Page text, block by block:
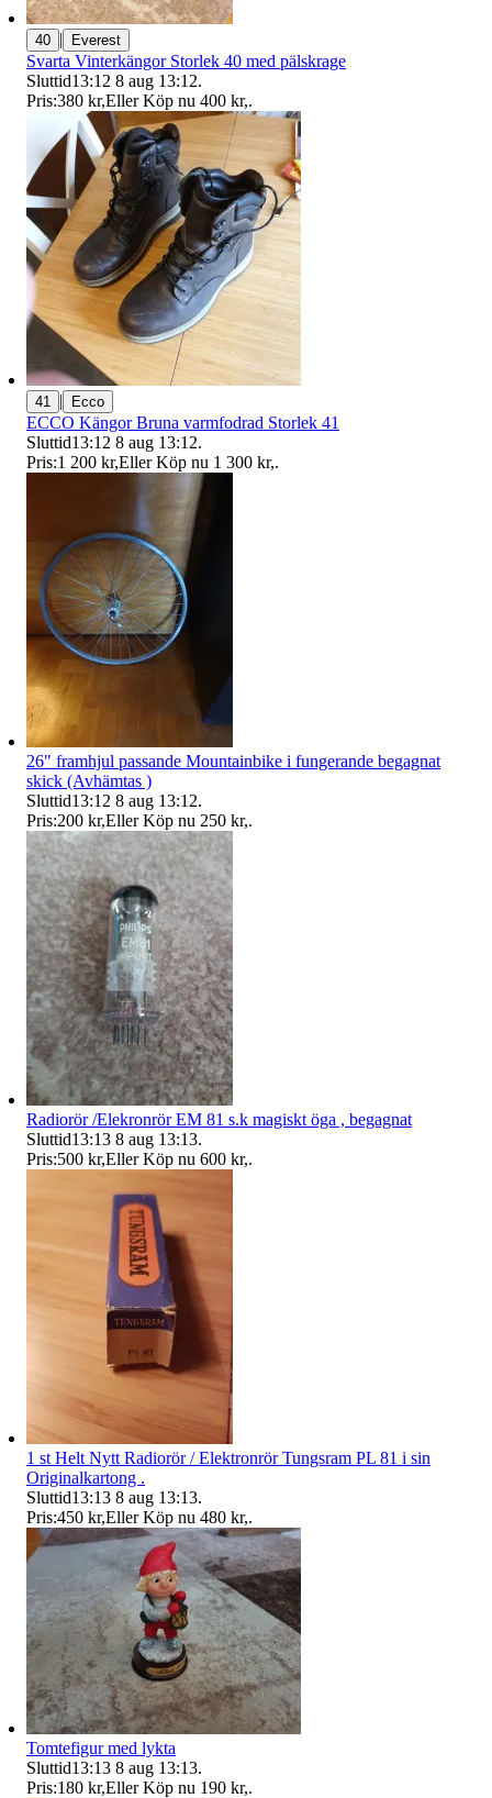
40 | Everest
Svarta Vinterkängor Storlek 40 med pälskrage
Sluttid13:12 8 aug 13:12.
Pris:380 kr,Eller Köp nu 400 kr,.
41 | Ecco
ECCO Kängor Bruna varmfodrad Storlek 41
Sluttid13:12 8 aug 13:12.
Pris:1 200 kr,Eller Köp nu 1 300 kr,.
26" framhjul passande Mountainbike i fungerande begagnat
skick (Avhämtas )
Sluttid13:12 8 aug 13:12.
Pris:200 kr,Eller Köp nu 250 kr,.
Radiorör /Elekronrör EM 81 s.k magiskt öga , begagnat
Sluttid13:13 8 aug 13:13.
Pris:500 kr,Eller Köp nu 600 kr,.
1 st Helt Nytt Radiorör / Elektronrör Tungsram PL 81 i sin
Originalkartong .
Sluttid13:13 8 aug 13:13.
Pris:450 kr,Eller Köp nu 480 kr,.
Tomtefigur med lykta
Sluttid13:13 8 aug 13:13.
Pris:180 kr,Eller Köp nu 190 kr,.